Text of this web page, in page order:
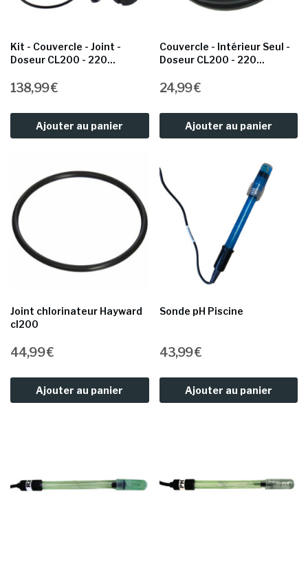
Kit - Couvercle - Joint -
Doseur CL200 - 220...
138,99 €
Ajouter au panier
Couvercle - Intérieur Seul -
Doseur CL200 - 220...
24,99 €
Ajouter au panier
Joint chlorinateur Hayward
cl200
44,99 €
Ajouter au panier
Sonde pH Piscine
43,99 €
Ajouter au panier